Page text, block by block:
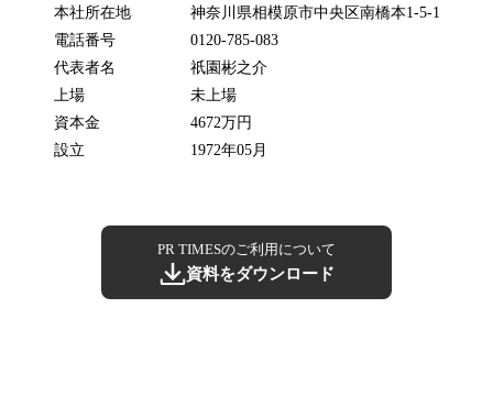
本社所在地
神奈川県相模原市中央区南橋本1-5-1
電話番号
0120-785-083
代表者名
祇󠄀園彬之介
上場
未上場
資本金
4672万円
設立
1972年05月
PR TIMESのご利用について
資料をダウンロード